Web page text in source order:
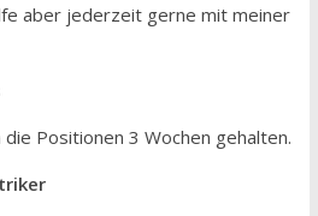
aber jederzeit gerne mit meiner
Positionen 3 Wochen gehalten.